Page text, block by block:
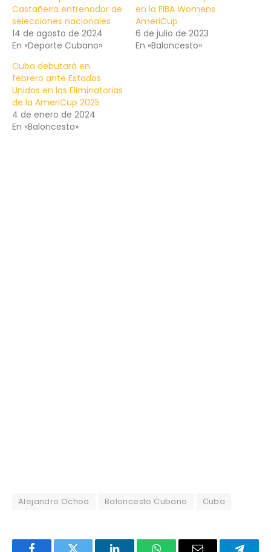
Castañeira entrenador de
selecciones nacionales
14 de agosto de 2024
En «Deporte Cubano»
en la FIBA Womens
AmeriCup
6 de julio de 2023
En «Baloncesto»
Cuba debutará en
febrero ante Estados
Unidos en las Eliminatorias
de la AmeriCup 2025
4 de enero de 2024
En «Baloncesto»
Alejandro Ochoa Baloncesto Cubano Cuba